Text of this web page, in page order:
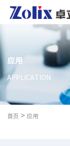
应用
APPLICATION
首页 > 应用